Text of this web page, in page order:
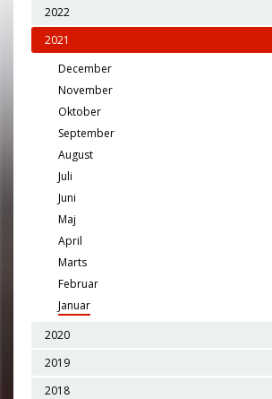
2022
2021
December
November
Oktober
September
August
Juli
Juni
Maj
April
Marts
Februar
Januar
2020
2019
2018